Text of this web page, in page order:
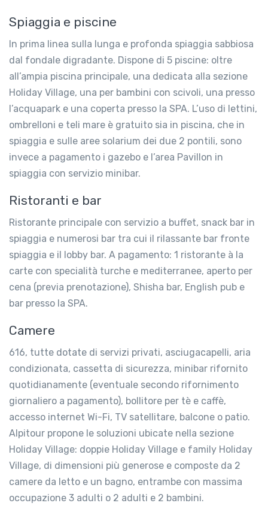
Spiaggia e piscine
In prima linea sulla lunga e profonda spiaggia sabbiosa
dal fondale digradante. Dispone di 5 piscine: oltre
all’ampia piscina principale, una dedicata alla sezione
Holiday Village, una per bambini con scivoli, una presso
l’acquapark e una coperta presso la SPA. L’uso di lettini,
ombrelloni e teli mare è gratuito sia in piscina, che in
spiaggia e sulle aree solarium dei due 2 pontili, sono
invece a pagamento i gazebo e l’area Pavillon in
spiaggia con servizio minibar.
Ristoranti e bar
Ristorante principale con servizio a buffet, snack bar in
spiaggia e numerosi bar tra cui il rilassante bar fronte
spiaggia e il lobby bar. A pagamento: 1 ristorante à la
carte con specialità turche e mediterranee, aperto per
cena (previa prenotazione), Shisha bar, English pub e
bar presso la SPA.
Camere
616, tutte dotate di servizi privati, asciugacapelli, aria
condizionata, cassetta di sicurezza, minibar rifornito
quotidianamente (eventuale secondo rifornimento
giornaliero a pagamento), bollitore per tè e caffè,
accesso internet Wi-Fi, TV satellitare, balcone o patio.
Alpitour propone le soluzioni ubicate nella sezione
Holiday Village: doppie Holiday Village e family Holiday
Village, di dimensioni più generose e composte da 2
camere da letto e un bagno, entrambe con massima
occupazione 3 adulti o 2 adulti e 2 bambini.